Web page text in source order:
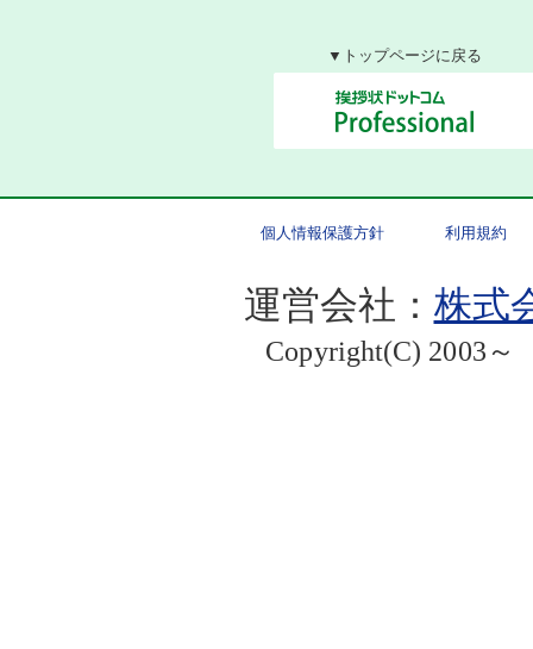
▼トップページに戻る
個人情報保護方針 利用規約
運営会社： 株式
Copyright(C) 2003